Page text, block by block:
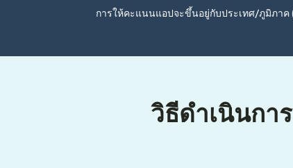
การให้คะแนนแอปจะขึ้นอยู่กับประเทศ/ภูมิภาค
วิธีดำเนินกา